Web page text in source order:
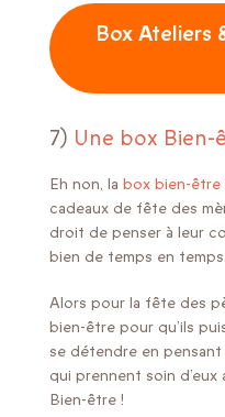
Box Ateliers
7) Une box
Eh non, la box bien-être
cadeaux de fête des
droit de penser à leur
bien de temps en temps.
Alors pour la fête des
bien-être pour qu’ils
se détendre en
qui prennent soin
Bien-être !